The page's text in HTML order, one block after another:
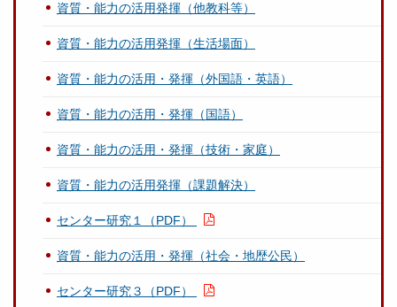
資質・能力の活用発揮（他教科等）
資質・能力の活用発揮（生活場面）
資質・能力の活用・発揮（外国語・英語）
資質・能力の活用・発揮（国語）
資質・能力の活用・発揮（技術・家庭）
資質・能力の活用発揮（課題解決）
センター研究１（PDF）
資質・能力の活用・発揮（社会・地歴公民）
センター研究３（PDF）